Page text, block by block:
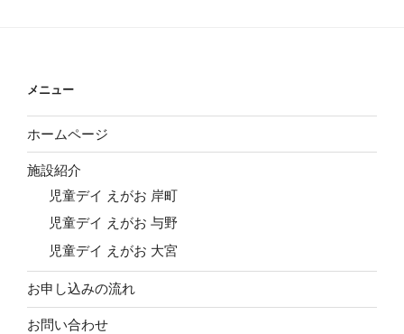
メニュー
ホームページ
施設紹介
児童デイ えがお 岸町
児童デイ えがお 与野
児童デイ えがお 大宮
お申し込みの流れ
お問い合わせ